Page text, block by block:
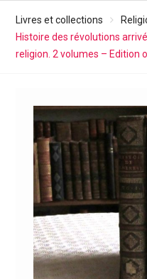
Livres et collections
Histoire des révolutions
religion. 2 volumes – Edition